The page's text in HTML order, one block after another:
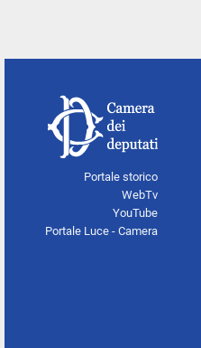
Portale storico
WebTv
YouTube
Portale Luce - Camera